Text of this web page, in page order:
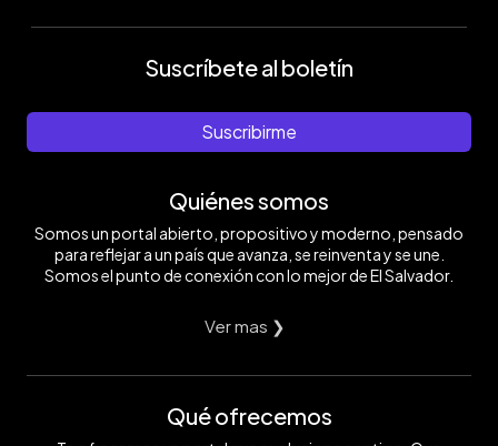
Suscríbete al boletín
Suscribirme
Quiénes somos
Somos un portal abierto, propositivo y moderno, pensado
para reflejar a un país que avanza, se reinventa y se une.
Somos el punto de conexión con lo mejor de El Salvador.
Ver mas ❯
Qué ofrecemos